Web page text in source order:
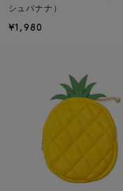
シュバナナ）
¥1,980